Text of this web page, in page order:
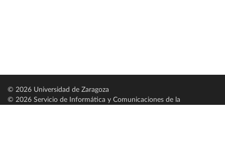
© 2026 Universidad de Zaragoza
© 2026 Servicio de Informática y Comunicaciones de la